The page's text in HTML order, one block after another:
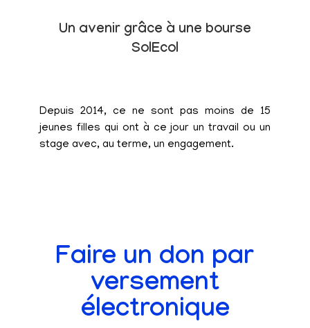
Un avenir grâce à une bourse
SolEcol
Depuis 2014, ce ne sont pas moins de 15
jeunes filles qui ont à ce jour un travail ou un
stage avec, au terme, un engagement.
Faire un don par
versement
électronique